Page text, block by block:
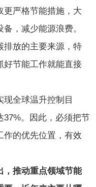
更严格节能措施，大
，减少能源浪费。
排放的主要来源，特
好节能工作就能直接
全球温升控制目
37%。因此，必须把节
作的优先位置，有效
，推动重点领域节能